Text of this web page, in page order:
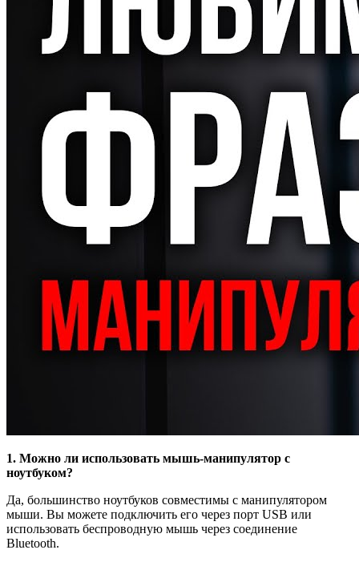
1. Можно ли использовать мышь-манипулятор с
ноутбуком?
Да, большинство ноутбуков совместимы с манипулятором
мыши. Вы можете подключить его через порт USB или
использовать беспроводную мышь через соединение
Bluetooth.